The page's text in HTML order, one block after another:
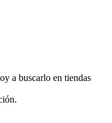
a buscarlo en tiendas